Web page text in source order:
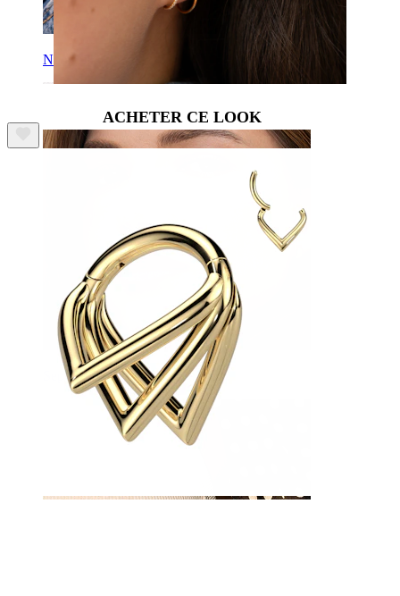
Nombril
Septum
ACHETER CE LOOK